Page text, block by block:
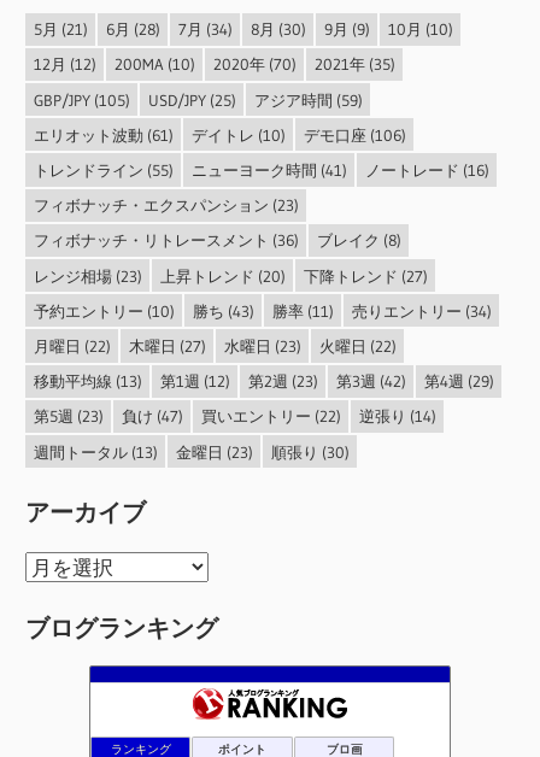
5月 (21) 6月 (28) 7月 (34) 8月 (30) 9月 (9) 10月 (10)
12月 (12) 200MA(10) 2020年(70) 2021年(35)
GBP/JPY(105) USD/JPY(25) アジア時間 (59)
エリオット波動 (61) デイトレ (10) デモ口座 (106)
トレンドライン (55) ニューヨーク時間 (41) ノートレード (16)
フィボナッチ・エクスパンション (23)
フィボナッチ・リトレースメント (36) ブレイク (8)
レンジ相場(23) 上昇トレンド (20) 下降トレンド (27)
予約エントリー (10) 勝ち (43) 勝率(11) 売りエントリー (34)
月曜日 (22) 木曜日 (27) 水曜日 (23) 火曜日 (22)
移動平均線 (13) 第1週 (12) 第2週 (23) 第3週 (42) 第4週 (29)
第5週 (23) 負け (47) 買いエントリー (22) 逆張り (14)
週間トータル(13) 金曜日 (23) 順張り (30)
アーカイブ
ア
カ
ブログランキング
ランキング ポイント ブロ画